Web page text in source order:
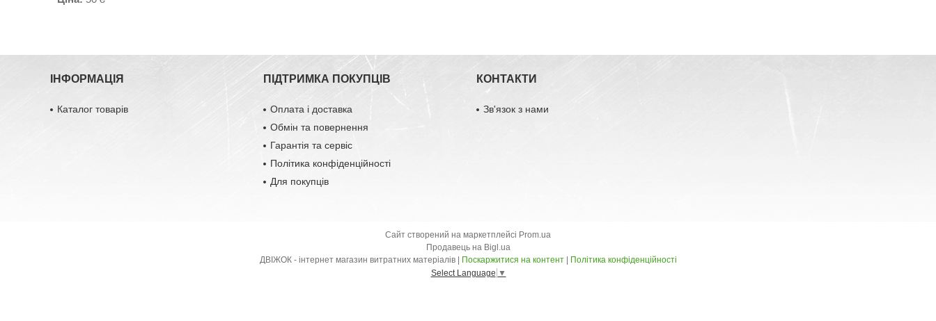
ІНФОРМАЦІЯ
Каталог товарів
ПІДТРИМКА ПОКУПЦІВ
Оплата і доставка
Обмін та повернення
Гарантія та сервіс
Політика конфіденційності
Для покупців
КОНТАКТИ
Зв'язок з нами
Сайт створений на маркетплейсі Prom.ua
Продавець на Bigl.ua
Поскаржитися на контент
Політика конфіденційності
Select Language ▼